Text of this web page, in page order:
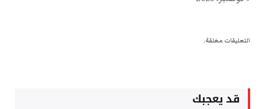
التعليقات مغلقة.
قد يعجبك